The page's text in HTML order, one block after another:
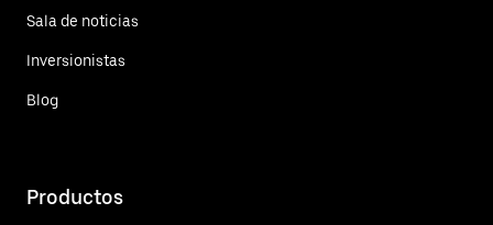
Sala de noticias
Inversionistas
Blog
Productos